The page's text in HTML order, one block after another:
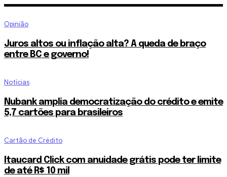
Opinião
Juros altos ou inflação alta? A queda de braço
entre BC e governo!
Notícias
Nubank amplia democratização do crédito e emite
5,7 cartões para brasileiros
Cartão de Crédito
Itaucard Click com anuidade grátis pode ter limite
de até R$ 10 mil